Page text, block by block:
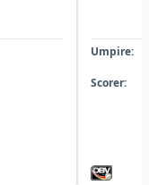
Umpire:
Scorer: